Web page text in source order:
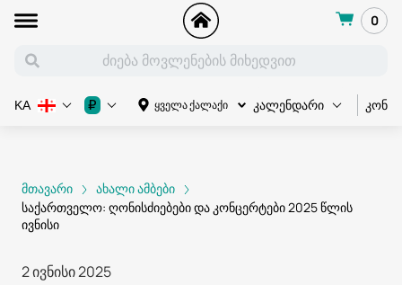
0
ყველა ქალაქი კალენდარი
KA ₽
მთავარი
ახალი ამბები
საქართველო: ღონისძიებები და კონცერტები 2025 წლის
ივნისი
2 ივნისი 2025